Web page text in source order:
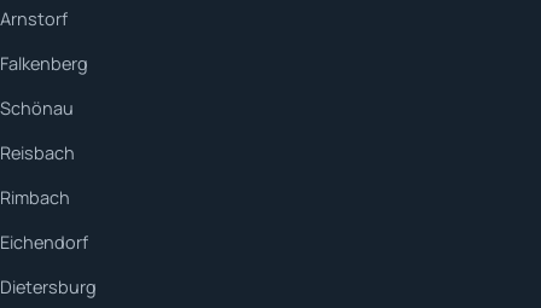
Arnstorf
Falkenberg
Schönau
Reisbach
Rimbach
Eichendorf
Dietersburg